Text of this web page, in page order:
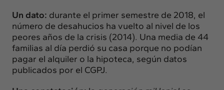
Un dato: durante el primer semestre de 2018, el
número de desahucios ha vuelto al nivel de los
peores años de la crisis (2014). Una media de 44
familias al día perdió su casa porque no podían
pagar el alquiler o la hipoteca, según datos
publicados por el CGPJ.